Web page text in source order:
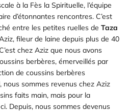
à la Fès la Spirituelle, l’équipe
d’étonnantes rencontres. C’est
entre les petites ruelles de Taza
fileur de laine depuis plus de 40
chez Aziz que nous avons
berbères, émerveillés par
de coussins berbères
nous sommes revenus chez Aziz
faits main, mais pour la
Depuis, nous sommes devenus